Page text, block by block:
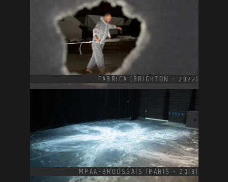
FABRICA (BRIGHTON - 2022)
MPAA-BROUSSAIS (PARIS - 2018)